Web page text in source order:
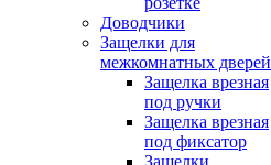
Доводчики
Защелки для
межкомнатных дверей
Защелка врезная
под ручки
Защелка врезная
под фиксатор
Защелки